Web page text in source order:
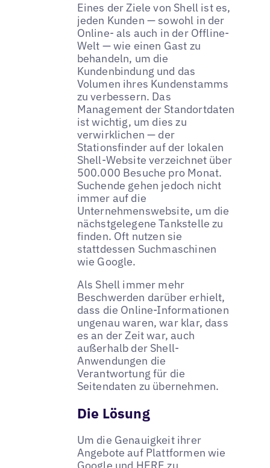
Eines der Ziele von Shell ist es,
jeden Kunden — sowohl in der
Online- als auch in der Offline-
Welt — wie einen Gast zu
behandeln, um die
Kundenbindung und das
Volumen ihres Kundenstamms
zu verbessern. Das
Management der Standortdaten
ist wichtig, um dies zu
verwirklichen — der
Stationsfinder auf der lokalen
Shell-Website verzeichnet über
500.000 Besuche pro Monat.
Suchende gehen jedoch nicht
immer auf die
Unternehmenswebsite, um die
nächstgelegene Tankstelle zu
finden. Oft nutzen sie
stattdessen Suchmaschinen
wie Google.
Als Shell immer mehr
Beschwerden darüber erhielt,
dass die Online-Informationen
ungenau waren, war klar, dass
es an der Zeit war, auch
außerhalb der Shell-
Anwendungen die
Verantwortung für die
Seitendaten zu übernehmen.
Die Lösung
Um die Genauigkeit ihrer
Angebote auf Plattformen wie